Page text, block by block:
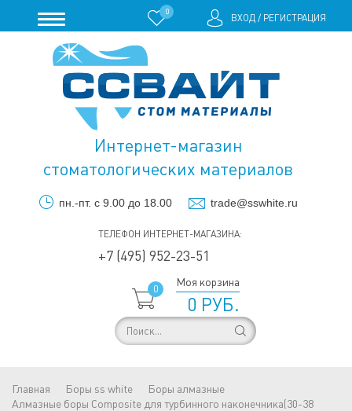
0
ВХОД/ РЕГИСТРАЦИЯ
Интернет-магазин
стоматологических материалов
пн.-пт. с 9.00 до 18.00 trade@sswhite.ru
ТЕЛЕФОН ИНТЕРНЕТ-МАГАЗИНА:
+7 (495) 952-23-51
0
Моя корзина
0 РУБ.
Главная Боры ss white
Боры алмазные
Алмазные боры Composite для турбинного наконечника(30-38